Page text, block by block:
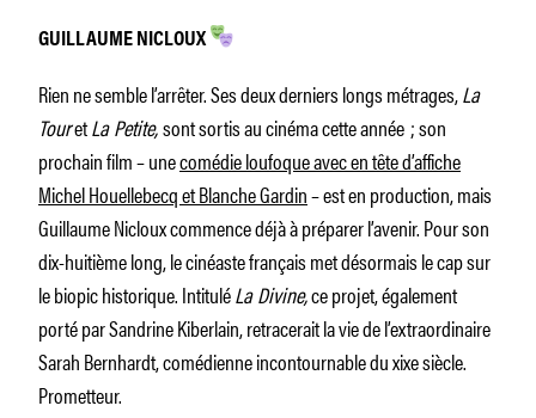
GUILLAUME NICLOUX
Rien ne semble l’arrêter. Ses deux derniers longs métrages,La
TouretLa Petite,sont sortis au cinéma cette année ; son
prochain film – unecomédie loufoque avec en tête d’affiche
Michel Houellebecq et Blanche Gardin– est en production, mais
Guillaume Nicloux commence déjà à préparer l’avenir. Pour son
dix-huitième long, le cinéaste français met désormais le cap sur
le biopic historique. IntituléLa Divine,ce projet, également
porté par Sandrine Kiberlain, retracerait la vie de l’extraordinaire
Sarah Bernhardt, comédienne incontournable du xixe siècle.
Prometteur.